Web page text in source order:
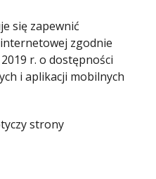
budynku
budynku
budynku
Górniczej
2026
Matki 2026
Kobiet 2026
się zapewnić
zgodnie
r. o dostępności
i aplikacji mobilnych
strony